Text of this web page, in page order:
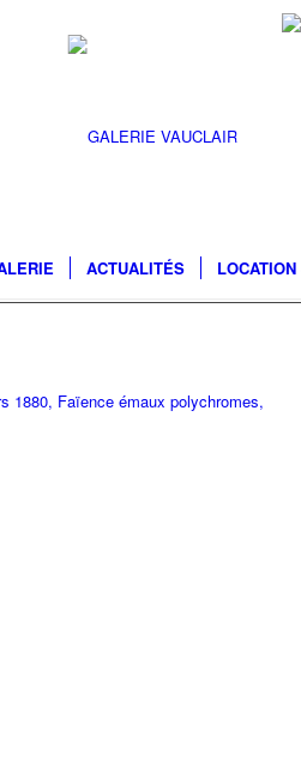
ACTUALITÉS
1880, Faïence émaux polychromes,